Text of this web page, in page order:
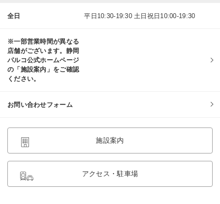
全日 平日10:30-19:30 土日祝日10:00-19:30
※一部営業時間が異なる
店舗がございます。静岡
パルコ公式ホームページ
の「施設案内」をご確認
ください。
お問い合わせフォーム
施設案内
アクセス・駐車場